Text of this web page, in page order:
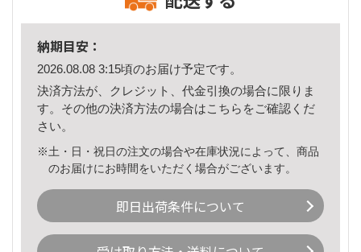
納期目安：
2026.08.08 3:15頃のお届け予定です。
決済方法が、クレジット、代金引換の場合に限りま
す。その他の決済方法の場合はこちら をご確認くだ
さい。
※土・日・祝日の注文の場合や在庫状況によって、商品
のお届けにお時間をいただく場合がございます。
即日出荷条件について